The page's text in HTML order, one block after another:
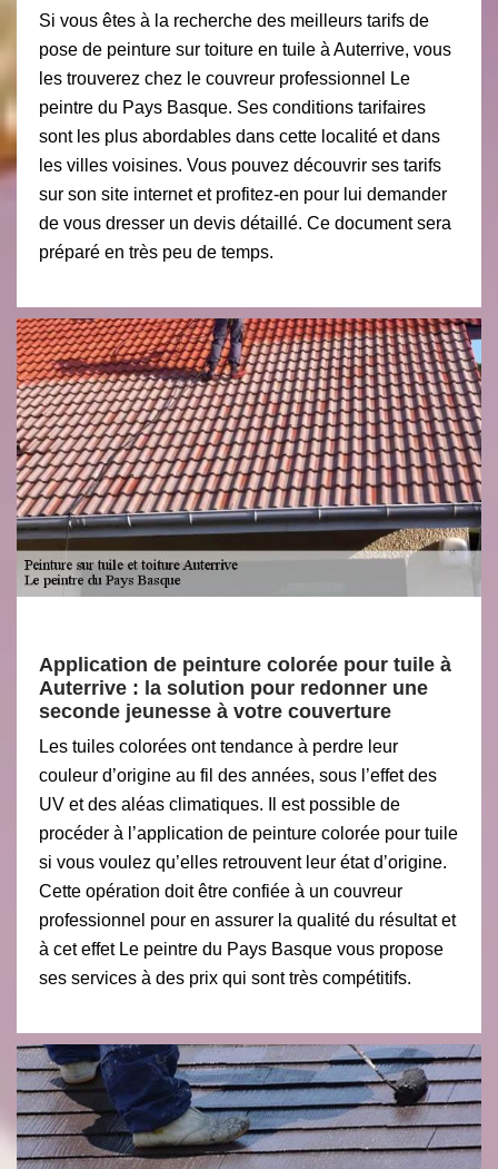
Si vous êtes à la recherche des meilleurs tarifs de
pose de peinture sur toiture en tuile à Auterrive, vous
les trouverez chez le couvreur professionnel Le
peintre du Pays Basque. Ses conditions tarifaires
sont les plus abordables dans cette localité et dans
les villes voisines. Vous pouvez découvrir ses tarifs
sur son site internet et profitez-en pour lui demander
de vous dresser un devis détaillé. Ce document sera
préparé en très peu de temps.
Application de peinture colorée pour tuile à
Auterrive : la solution pour redonner une
seconde jeunesse à votre couverture
Les tuiles colorées ont tendance à perdre leur
couleur d’origine au fil des années, sous l’effet des
UV et des aléas climatiques. Il est possible de
procéder à l’application de peinture colorée pour tuile
si vous voulez qu’elles retrouvent leur état d’origine.
Cette opération doit être confiée à un couvreur
professionnel pour en assurer la qualité du résultat et
à cet effet Le peintre du Pays Basque vous propose
ses services à des prix qui sont très compétitifs.